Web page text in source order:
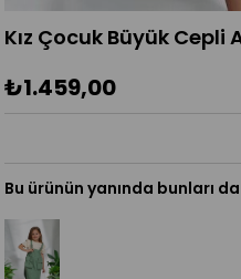
Kız Çocuk Büyük Cepli
₺1.459,00
Bu ürünün yanında bunları